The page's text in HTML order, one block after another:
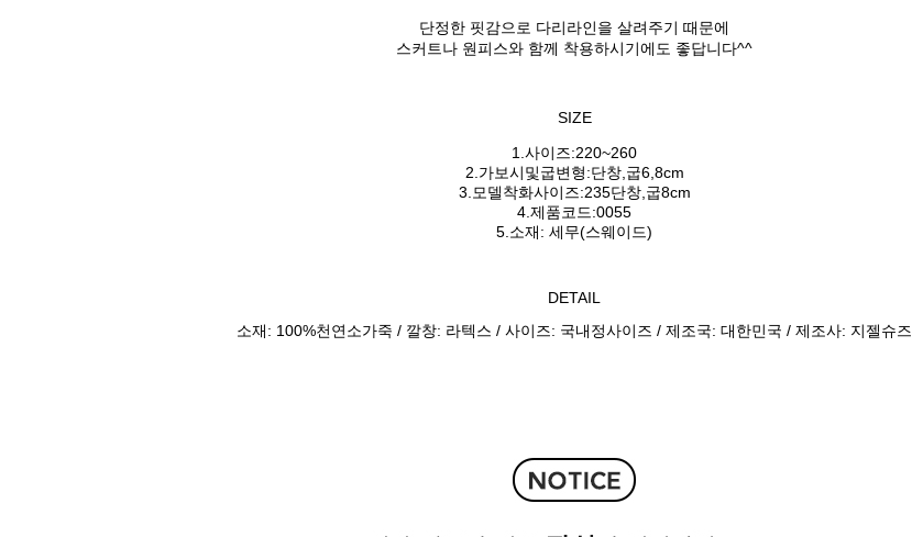
단정한 핏감으로 다리라인을 살려주기 때문에
스커트나 원피스와 함께 착용하시기에도 좋답니다^^
SIZE
1.사이즈:220~260
2.가보시및굽변형:단창,굽6,8cm
3.모델착화사이즈:235단창,굽8cm
4.제품코드:0055
5.소재: 세무(스웨이드)
DETAIL
소재: 100%천연소가죽 / 깔창: 라텍스 / 사이즈: 국내정사이즈 / 제조국: 대한민국 / 제조사: 지젤슈즈